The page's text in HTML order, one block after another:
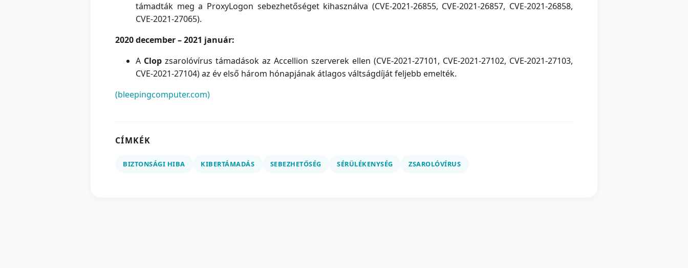
támadták meg a ProxyLogon sebezhetőséget kihasználva (CVE-2021-26855, CVE-2021-26857, CVE-2021-26858,
CVE-2021-27065).
2020 december – 2021 január:
A Clop zsarolóvírus támadások az Accellion szerverek ellen (CVE-2021-27101, CVE-2021-27102, CVE-2021-27103,
CVE-2021-27104) az év első három hónapjának átlagos váltságdíját feljebb emelték.
(bleepingcomputer.com)
CÍMKÉK
BIZTONSÁGI HIBA KIBERTÁMADÁS SEBEZHETŐSÉG SÉRÜLÉKENYSÉG ZSAROLÓVÍRUS